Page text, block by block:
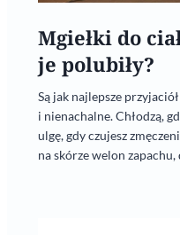
Mgiełki do
je polubiły?
Są jak najlepsze
i nienachalne. Chłodzą,
ulgę, gdy czujesz
na skórze welon